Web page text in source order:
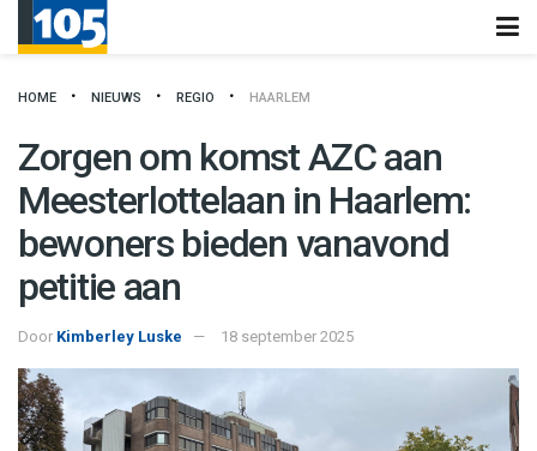
HOME NIEUWS REGIO HAARLEM
Zorgen om komst AZC aan
Meesterlottelaan in Haarlem:
bewoners bieden vanavond
petitie aan
Door Kimberley Luske 18 september 2025